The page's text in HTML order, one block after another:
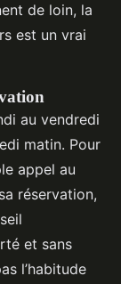
de loin, la
est un vrai
au vendredi
matin. Pour
appel au
réservation,
et sans
l’habitude